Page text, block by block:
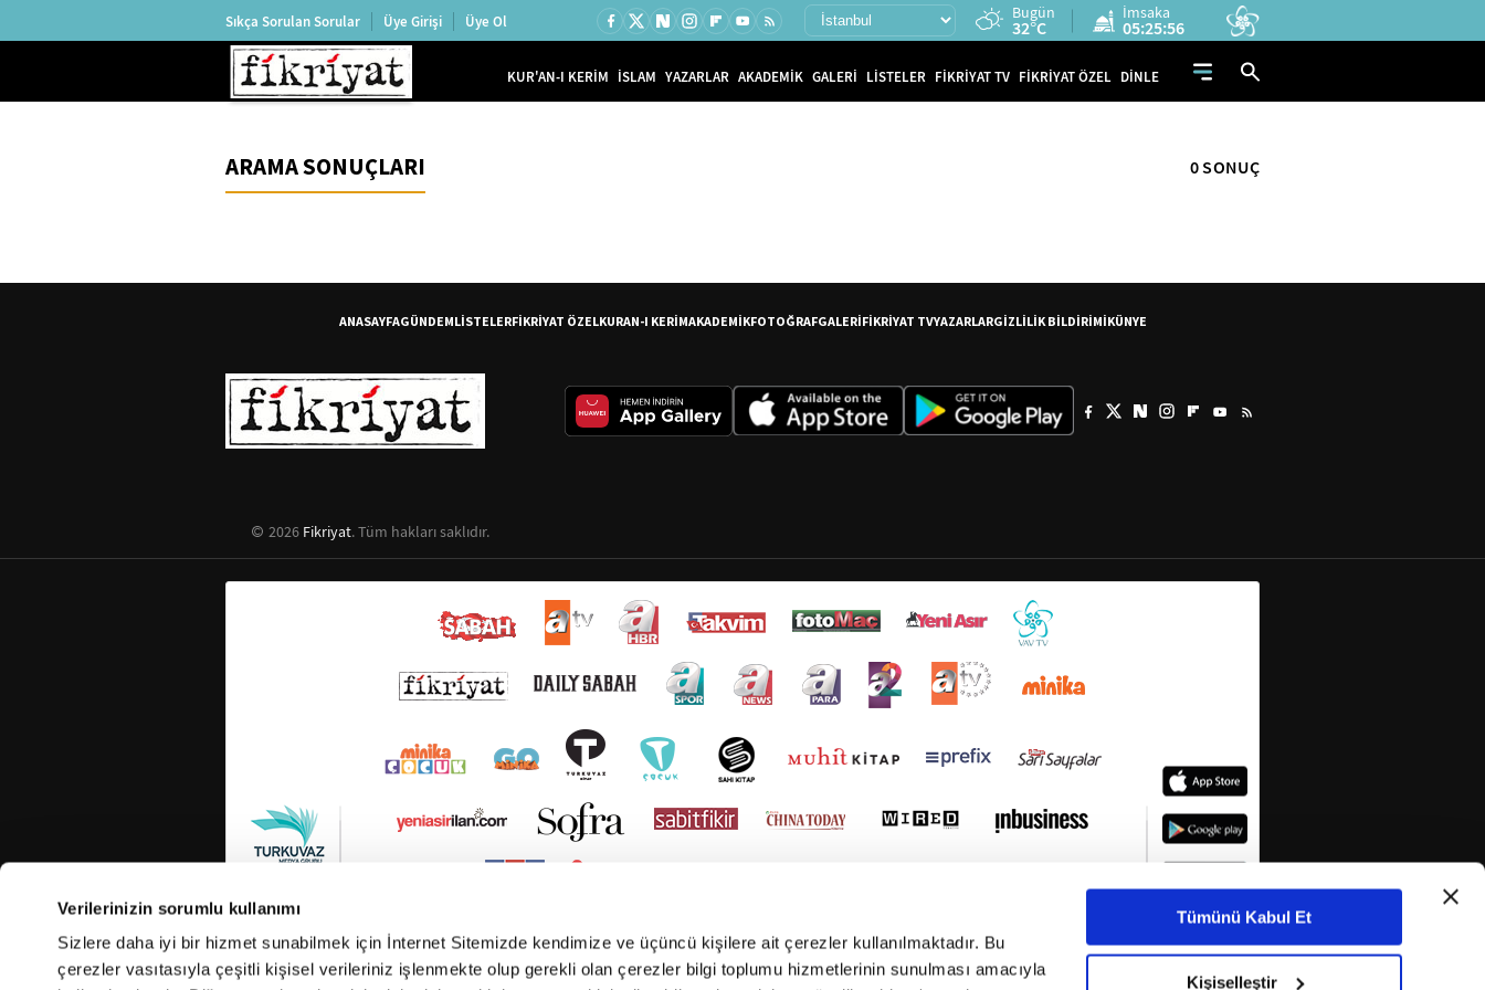
Verilerinizin sorumlu kullanımı
Sizlere daha iyi bir hizmet sunabilmek için İnternet Sitemizde kendimize ve üçüncü kişilere ait çerezler kullanılmaktadır. Bu
çerezler vasıtasıyla çeşitli kişisel verileriniz işlenmekte olup gerekli olan çerezler bilgi toplumu hizmetlerinin sunulması amacıyla
Tümünü Kabul Et
Kişiselleştir
Sıkça Sorulan Sorular Üye Girişi Üye Ol Bugün
32°C
İmsaka
05:25:55
KUR'AN-I KERİM İSLAM YAZARLAR AKADEMİK GALERİ LİSTELER FİKRİYAT TV FİKRİYAT ÖZEL DİNLE
ARAMA SONUÇLARI 0 SONUÇ
ANASAYFAGÜNDEMLİSTELERFİKRİYAT ÖZELKURAN-I KERİMAKADEMİKFOTOĞRAFGALERİFİKRİYAT TVYAZARLARGİZLİLİK BİLDİRİMİKÜNYE
2026 Fikriyat. Tüm hakları saklıdır.